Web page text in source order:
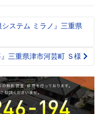
ステム ミラノ』三重県
』三重県津市河芸町 Ｓ様